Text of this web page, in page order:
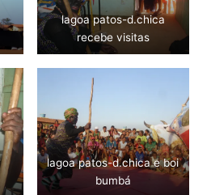
lagoa patos-d.chica
recebe visitas
lagoa patos-d.chica e boi
bumbá